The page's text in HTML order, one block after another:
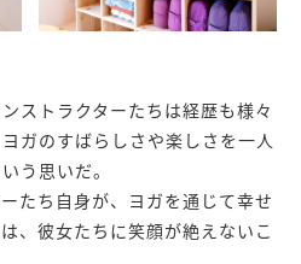
ストラクターたちは経歴も様々
ガのすばらしさや楽しさを一人
う思いだ。
たち自身が、ヨガを通じて幸せ
、彼女たちに笑顔が絶えないこ